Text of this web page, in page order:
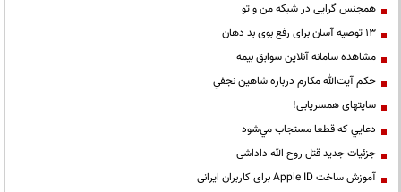
همجنس گرایی در شبکه من و تو
13 توصیه آسان برای رفع بوی بد دهان
مشاهده سامانه آنلاين سوابق بیمه
حكم آيت‌الله مكارم درباره شاهين نجفي
سایتهای همسریابی!
دعايي كه قطعا مستجاب مي‌شود
جزئیات جدید قتل روح الله داداشی
آموزش ساخت Apple ID برای کاربران ایرانی